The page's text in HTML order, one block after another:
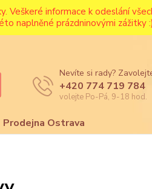
Veškeré informace k odeslání
naplněné prázdninovými zážitky :)
Prodejna Ostrava
Nevíte si rady?
+420 774 719 784
volejte Po-Pá, 9-18 hod.